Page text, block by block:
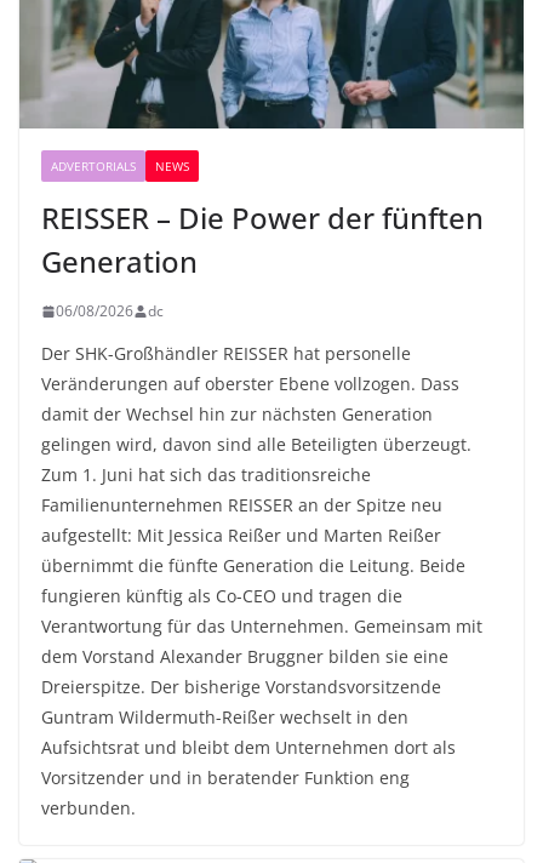
ADVERTORIALS NEWS
REISSER – Die Power der fünften
Generation
06/08/2026 dc
Der SHK-Großhändler REISSER hat personelle
Veränderungen auf oberster Ebene vollzogen. Dass
damit der Wechsel hin zur nächsten Generation
gelingen wird, davon sind alle Beteiligten überzeugt.
Zum 1. Juni hat sich das traditionsreiche
Familienunternehmen REISSER an der Spitze neu
aufgestellt: Mit Jessica Reißer und Marten Reißer
übernimmt die fünfte Generation die Leitung. Beide
fungieren künftig als Co-CEO und tragen die
Verantwortung für das Unternehmen. Gemeinsam mit
dem Vorstand Alexander Bruggner bilden sie eine
Dreierspitze. Der bisherige Vorstandsvorsitzende
Guntram Wildermuth-Reißer wechselt in den
Aufsichtsrat und bleibt dem Unternehmen dort als
Vorsitzender und in beratender Funktion eng
verbunden.